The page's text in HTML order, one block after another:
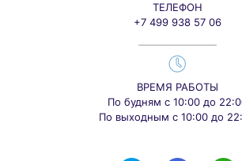
ТЕЛЕФОН
+7 499 938 57 06
ВРЕМЯ РАБОТЫ
По будням с 10:00 до
По выходным с 10:00 до